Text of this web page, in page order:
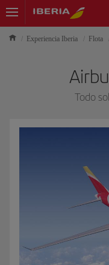
Experiencia Iberia Flota
Todo